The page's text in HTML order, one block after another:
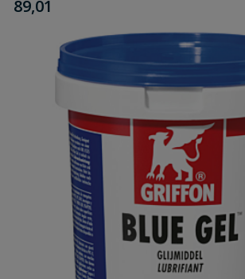
€
89,01